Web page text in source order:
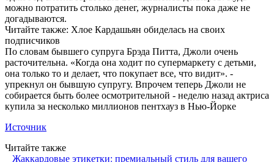
можно потратить столько денег, журналисты пока даже не
догадываются.
Читайте также: Хлое Кардашьян обиделась на своих
подписчиков
По словам бывшего супруга Брэда Питта, Джоли очень
расточительна. «Когда она ходит по супермаркету с детьми,
она только то и делает, что покупает все, что видит». -
упрекнул он бывшую супругу. Впрочем теперь Джоли не
собирается быть более осмотрительной - неделю назад актриса
купила за несколько миллионов пентхауз в Нью-Йорке
Источник
Читайте также
Жаккардовые этикетки: премиальный стиль для вашего